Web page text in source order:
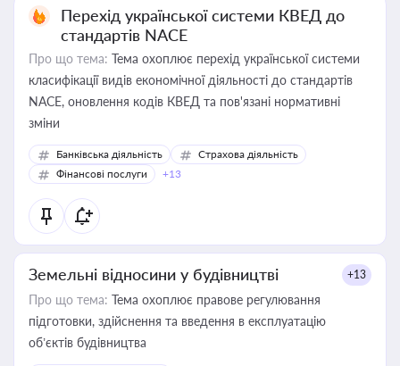
Перехід української системи КВЕД до
стандартів NACE
Про що тема: Тема охоплює перехід української системи
класифікації видів економічної діяльності до стандартів
NACE, оновлення кодів КВЕД та пов'язані нормативні
зміни
Банківська діяльність
Страхова діяльність
Фінансові послуги
+13
Земельні відносини у будівництві +13
Про що тема: Тема охоплює правове регулювання
підготовки, здійснення та введення в експлуатацію
об’єктів будівництва